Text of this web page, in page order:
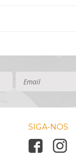
SIGA-NOS